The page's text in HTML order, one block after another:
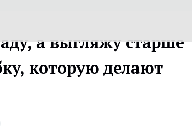
а выгляжу старше
которую делают